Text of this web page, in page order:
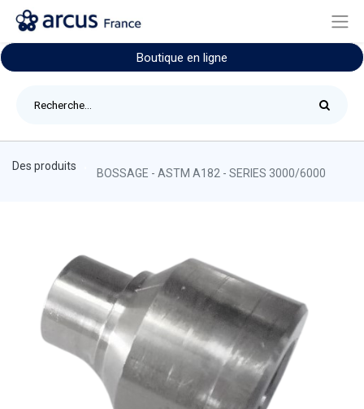
Boutique en ligne
Des produits
BOSSAGE - ASTM A182 - SERIES 3000/6000